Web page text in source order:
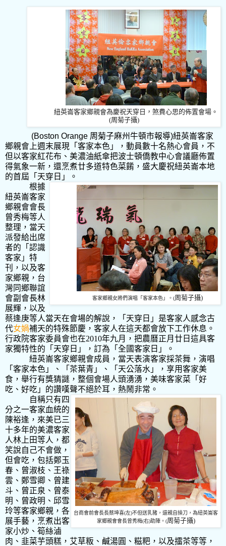
紐英崙客家鄉親會為慶祝天穿日，煞費心思的佈置會場。
(周菊子攝)
(Boston Orange 周菊子麻州牛頓市報導)紐英崙客家
鄉親會上週末展現「客家本色」，動員數十名熱心會員，不
但以客家紅花布、美濃油紙傘把波士頓僑教中心會議廳佈置
得氣象一新，還烹煮廿多道特色菜餚，盛大慶祝紐英崙本地
的首屆「天穿日」。
客家鄉親女將們演唱「客家本色」。 (周菊子攝)
根據
紐英崙客家
鄉親會會長
曾秀梅等人
整理，當天
派發給出席
者的「認識
客家」特
刊，以及客
家鄉親，台
灣同鄉聯誼
會副會長林
展輝，以及
蔡逢庚等人當天在會場的解說，「天穿日」是客家人感念古
代女媧補天的特殊節慶，客家人在這天都會放下工作休息。
行政院客家委員會也在2010年九月，把農曆正月廿日這具客
家獨特性的「天穿日」，訂為「全國客家日」。
紐英崙客家鄉親會成員，當天表演客家採茶舞，演唱
「客家本色」、「茶葉青」、「天公落水」，享用客家美
食，舉行有獎猜謎，整個會場人頭湧湧，美味客家菜「好
吃、好吃」的讚嘆聲不絕於耳，熱鬧非常。
台商會前會長長蔡坤喜(左)不但送乳豬，還親自操刀，為紐英崙客
家鄉親會會長曾秀梅(右)助陣。 (周菊子攝)
自稱只有四
分之一客家血統的
陳裕逢，來美已三
十多年的美濃客家
人林上田等人，都
笑說自己不會做，
但會吃，包括鄭玉
春、曾淑枝、王祿
雲、鄭雪卿、曾建
斗、曾正泉、曾泰
明、曾政明、邱雪
玲等客家鄉親，各
展手藝，烹煮出客
家小炒、筍絲滷
肉、韭菜芋頭糕，艾草粄、鹹湯圓、糍粑，以及擂茶等等，